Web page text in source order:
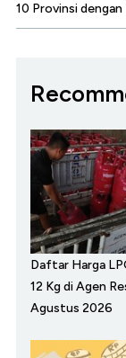
10 Provinsi
Daftar Harga
12 Kg di Agen
Agustus 2026